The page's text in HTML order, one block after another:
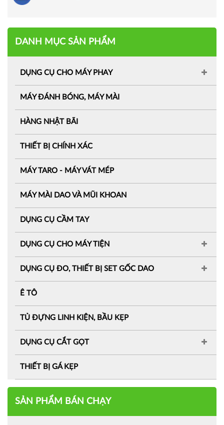
DANH MỤC SẢN PHẨM
DỤNG CỤ CHO MÁY PHAY
MÁY ĐÁNH BÓNG, MÁY MÀI
HÀNG NHẬT BÃI
THIẾT BỊ CHÍNH XÁC
MÁY TARO - MÁY VÁT MÉP
MÁY MÀI DAO VÀ MŨI KHOAN
DỤNG CỤ CẦM TAY
DỤNG CỤ CHO MÁY TIỆN
DỤNG CỤ ĐO, THIẾT BỊ SET GỐC DAO
Ê TÔ
TỦ ĐỰNG LINH KIỆN, BẦU KẸP
DỤNG CỤ CẮT GỌT
THIẾT BỊ GÁ KẸP
SẢN PHẨM BÁN CHẠY